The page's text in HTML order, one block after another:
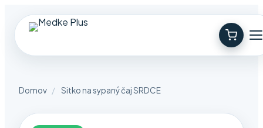
Domov / Sitko na sypaný čaj SRDCE